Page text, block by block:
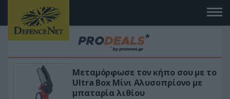
τον κήπο σου με το
Μίνι Αλυσοπρίονο με
λιθίου
«Μαγική»
για αύξηση